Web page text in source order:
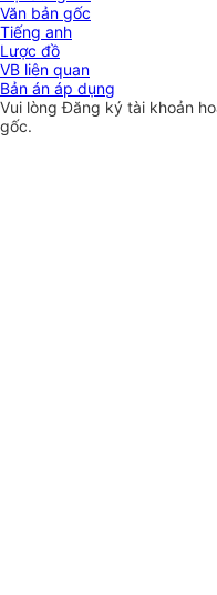
Văn bản gốc
Tiếng anh
Lược đồ
VB liên quan
Bản án áp dụng
Vui lòngĐăng ký tài khoản
gốc.